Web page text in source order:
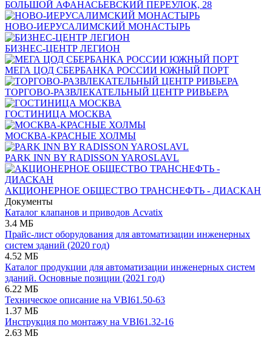
БОЛЬШОЙ АФАНАСЬЕВСКИЙ ПЕРЕУЛОК, 28
НОВО-ИЕРУСАЛИМСКИЙ МОНАСТЫРЬ
БИЗНЕС-ЦЕНТР ЛЕГИОН
МЕГА ЦОД СБЕРБАНКА РОССИИ ЮЖНЫЙ ПОРТ
ТОРГОВО-РАЗВЛЕКАТЕЛЬНЫЙ ЦЕНТР РИВЬЕРА
ГОСТИНИЦА МОСКВА
МОСКВА-КРАСНЫЕ ХОЛМЫ
PARK INN BY RADISSON YAROSLAVL
АКЦИОНЕРНОЕ ОБЩЕСТВО ТРАНСНЕФТЬ - ДИАСКАН
Документы
Каталог клапанов и приводов Acvatix
3.4 МБ
Прайс-лист оборудования для автоматизации инженерных
систем зданий (2020 год)
4.52 МБ
Каталог продукции для автоматизации инженерных систем
зданий. Основные позиции (2021 год)
6.22 МБ
Техническое описание на VBI61.50-63
1.37 МБ
Инструкция по монтажу на VBI61.32-16
2.63 МБ